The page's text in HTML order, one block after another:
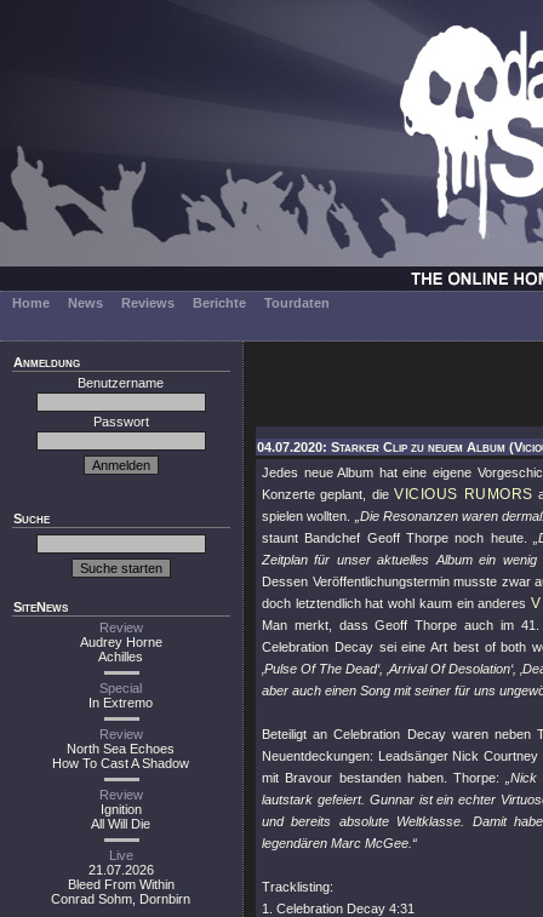
Home News Reviews Berichte Tourdaten
Anmeldung
Benutzername
Passwort
Suche
SiteNews
Review
Audrey Horne
Achilles
Special
In Extremo
Review
North Sea Echoes
How To Cast A Shadow
Review
Ignition
All Will Die
Live
21.07.2026
Bleed From Within
Conrad Sohm, Dornbirn
04.07.2020: Starker Clip zu neuem Album
Jedes neue Album hat eine eigene
Konzerte geplant, dieVICIOUS RUMORS
spielen wollten.
„Die Resonanzen waren
staunt Bandchef Geoff Thorpe noch heute.
Zeitplan für unser aktuelles Album ein wenig
Dessen Veröffentlichungstermin musste zwar
doch letztendlich hat wohl kaum ein anderes
Man merkt, dass Geoff Thorpe auch im
Celebration Decay sei eine Art best of both
‚Pulse Of The Dead‘, ‚Arrival Of Desolation‘,
aber auch einen Song mit seiner für uns
Beteiligt an Celebration Decay waren neben
Neuentdeckungen: Leadsänger Nick
mit Bravour bestanden haben. Thorpe:
lautstark gefeiert. Gunnar ist ein echter
und bereits absolute Weltklasse. Damit
legendären Marc McGee.“
Tracklisting:
1. Celebration Decay 4:31